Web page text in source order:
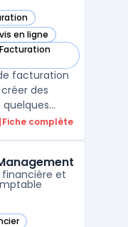
en ligne
catégorie
facturation
des
possibilité de
que la
Fiche complète
et